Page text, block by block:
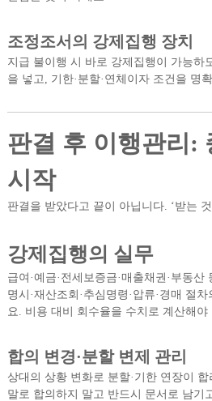
조정조서의 강제집행 장치
지급 불이행 시 바로 강제집행이 가능하
을 넣고, 기한·분할·연체이자 조건을 명
판결 후 이행관리:
시작
판결을 받았다고 끝이 아닙니다. ‘받는
강제집행의 실무
급여·예금·전세보증금·매출채권·부동
명시·재산조회·추심명령·압류·경매 절
요. 비용 대비 회수율을 수치로 계산해야
합의 변경·분할 변제 관리
상대의 상황 변화로 분할·기한 연장이
말로 합의하지 말고 반드시 문서로 남기